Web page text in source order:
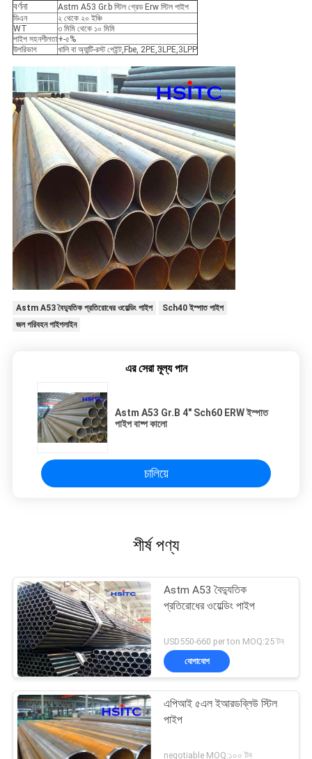
বর্ণনা
Astm A53 Gr.b স্টিল গ্রেড Erw স্টিল পাইপ
ডিএন
২ থেকে ২০ ইঞ্চি
WT
৩ মিমি থেকে ১০ মিমি
পাইপ সহনশীলতা+-৫%
উপরিভাগ
খালি বা অ্যান্টি-রস্ট পেইন্ট,Fbe, 2PE,3LPE,3LPP
Astm A53 বৈদ্যুতিক প্রতিরোধের ওয়েল্ডিং পাইপ
Sch40 ইস্পাত পাইপ
জল পরিবহন পাইপলাইন
এর সেরা মূল্য পান
Astm A53 Gr.B 4" Sch60 ERW ইস্পাত
পাইপ বাষ্প কালো
চালিয়ে
শীর্ষ পণ্য
Astm A53 বৈদ্যুতিক
প্রতিরোধের ওয়েল্ডিং পাইপ
USD550-660 per ton MOQ:25 টন
যোগাযোগ
এপিআই ৫এল ইআরডব্লিউ স্টিল
পাইপ
negotiable MOQ:১০০ টন